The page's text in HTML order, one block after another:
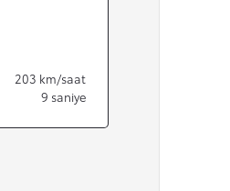
203 km/saat
9 saniye